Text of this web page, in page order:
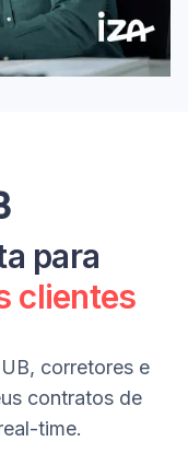
para
clientes
corretores e
contratos de
time.